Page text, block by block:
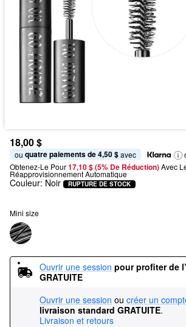
18,00 $
ou quatre paiements de 4,50 $ avec
Obtenez-Le Pour17,10 $ (5% De Réduction) Avec
Réapprovisionnement Automatique
Couleur: Noir RUPTURE DE STOCK
Mini size
Ouvrir une session pour profiter de
GRATUITE
Ouvrir une session ou créer un
livraison standard GRATUITE.
Livraison et retours